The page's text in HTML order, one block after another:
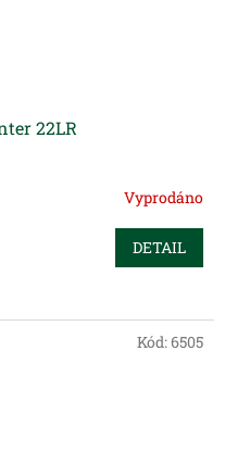
22LR
Vyprodáno
DETAIL
Kód:6505